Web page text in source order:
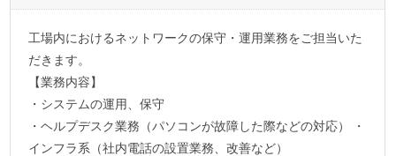
工場内におけるネットワークの保守・運用業務をご担当いた
だきます。
【業務内容】
・システムの運用、保守
・ヘルプデスク業務（パソコンが故障した際などの対応） ・
インフラ系（社内電話の設置業務、改善など）